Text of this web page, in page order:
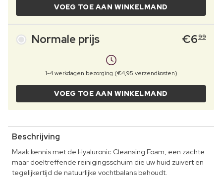
VOEG TOE AAN WINKELMAND
Normale prijs €699
1-4 werkdagen bezorging (€4,95 verzendkosten)
VOEG TOE AAN WINKELMAND
Beschrijving
Maak kennis met de Hyaluronic Cleansing Foam, een zachte
maar doeltreffende reinigingsschuim die uw huid zuivert en
tegelijkertijd de natuurlijke vochtbalans behoudt.